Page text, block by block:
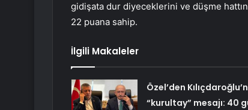
gidişata dur diyeceklerini ve düşme
22 puana sahip.
İlgili Makaleler
Özel’den
“kurultay” mesajı: 40